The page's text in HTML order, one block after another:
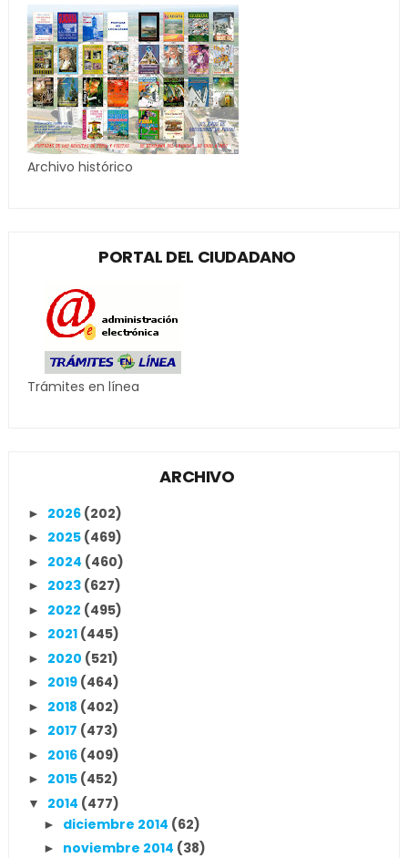
Archivo histórico
PORTAL DEL CIUDADANO
Trámites en línea
ARCHIVO
► 2026 (202)
► 2025 (469)
► 2024 (460)
► 2023 (627)
► 2022 (495)
► 2021 (445)
► 2020 (521)
► 2019 (464)
► 2018 (402)
► 2017 (473)
► 2016 (409)
► 2015 (452)
▼ 2014 (477)
► diciembre 2014 (62)
► noviembre 2014 (38)